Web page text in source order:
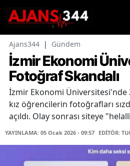
Ajans344 | Gündem
İzmir Ekonomi
Fotoğraf Skandalı
İzmir Ekonomi Üniversitesi'nde
kız öğrencilerin fotoğrafları
açıldı. Olay sonrası siteye
YAYINLAMA: 05 Ocak 2026 - 09:57 EDİTÖR: